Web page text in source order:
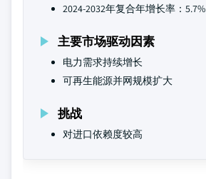
2024-2032年复合年增长率：5.7%
主要市场驱动因素
电力需求持续增长
可再生能源并网规模扩大
挑战
对进口依赖度较高